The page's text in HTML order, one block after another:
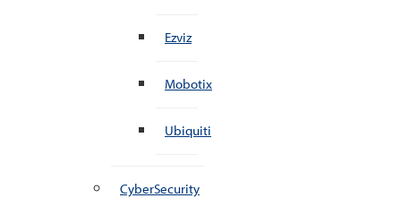
Ezviz
Mobotix
Ubiquiti
CyberSecurity